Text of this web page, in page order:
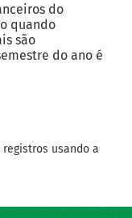
do
quando
são
do ano é
usando a